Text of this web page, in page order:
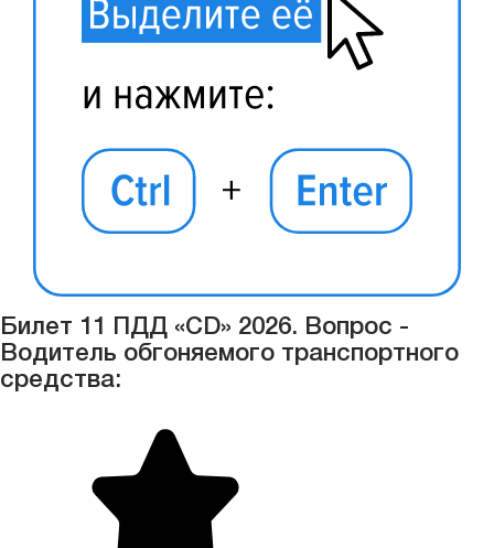
Билет 11 ПДД «CD» 2026. Вопрос -
Водитель обгоняемого транспортного
средства: